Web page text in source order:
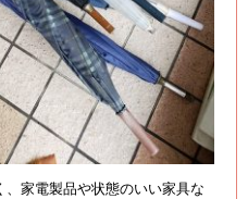
家電製品や状態のいい家具な